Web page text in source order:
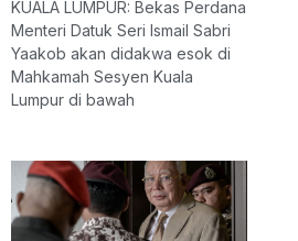
KUALA LUMPUR: Bekas Perdana
Menteri Datuk Seri Ismail Sabri
Yaakob akan didakwa esok di
Mahkamah Sesyen Kuala
Lumpur di bawah